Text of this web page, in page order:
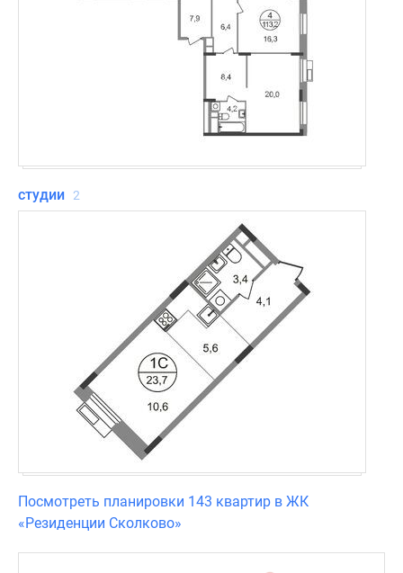
студии 2
Посмотреть планировки 143 квартир в ЖК
«Резиденции Сколково»